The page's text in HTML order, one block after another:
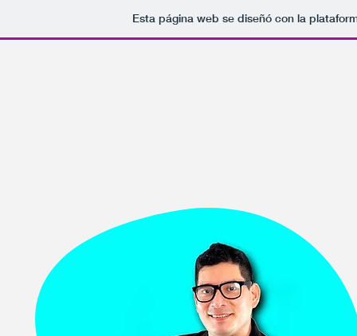
Esta página web se diseñó con la